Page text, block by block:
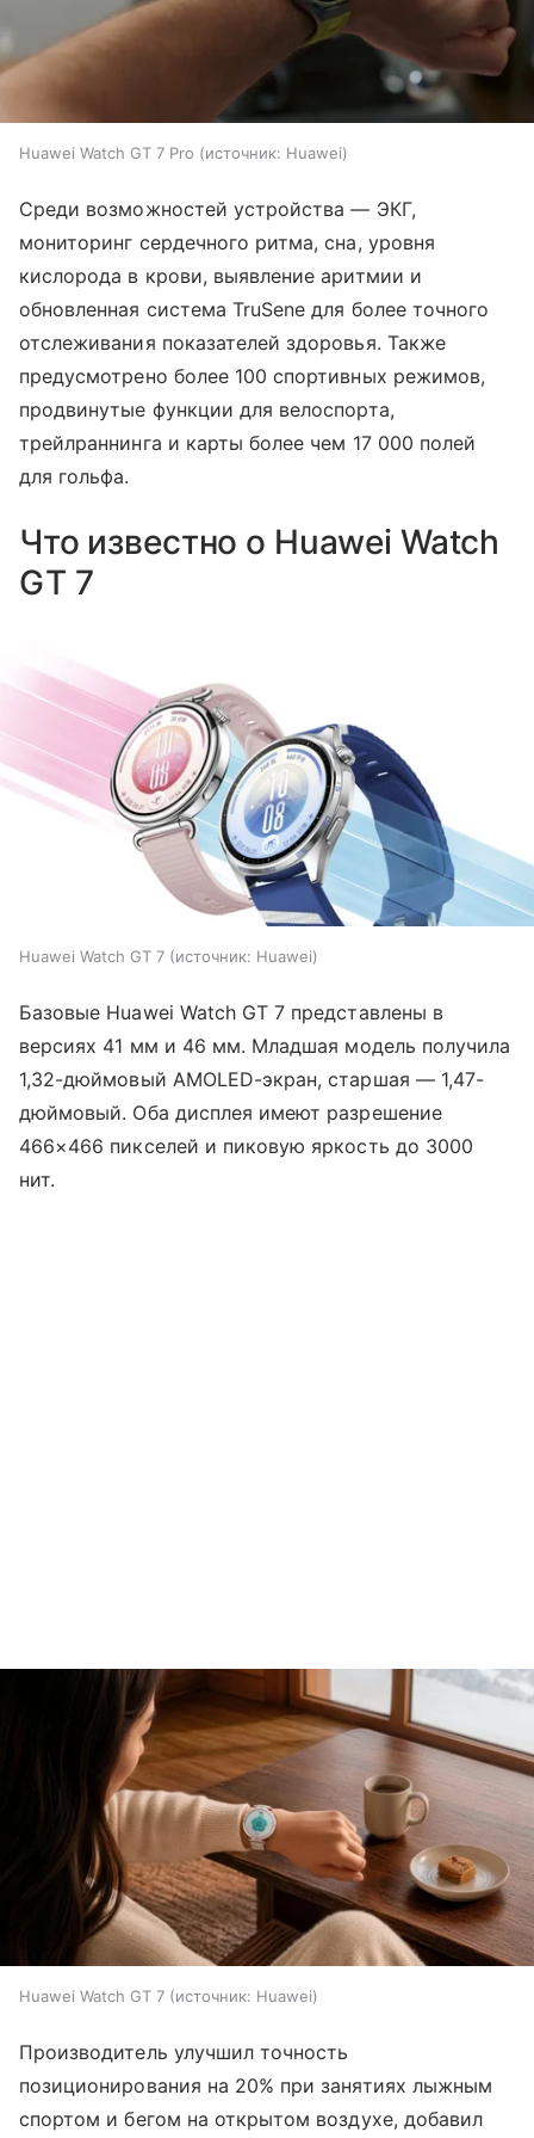
Huawei Watch GT 7 Pro источник: Huawei
Среди возможностей устройства — ЭКГ,
мониторинг сердечного ритма, сна, уровня
кислорода в крови, выявление аритмии и
обновленная система TruSene для более точного
отслеживания показателей здоровья. Также
предусмотрено более 100 спортивных режимов,
продвинутые функции для велоспорта,
трейлраннинга и карты более чем 17 000 полей
для гольфа.
Что известно о Huawei Watch
GT 7
Huawei Watch GT 7 источник: Huawei
Базовые Huawei Watch GT 7 представлены в
версиях 41 мм и 46 мм. Младшая модель получила
1,32-дюймовый AMOLED-экран, старшая — 1,47-
дюймовый. Оба дисплея имеют разрешение
466×466 пикселей и пиковую яркость до 3000
нит.
Huawei Watch GT 7 источник: Huawei
Производитель улучшил точность
позиционирования на 20% при занятиях лыжным
спортом и бегом на открытом воздухе, добавил